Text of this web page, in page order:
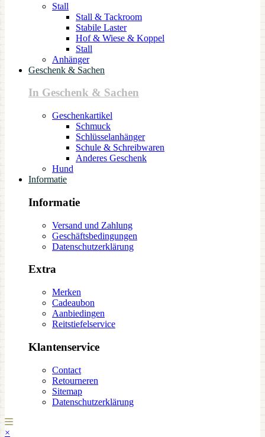
Stall
Stall & Tackroom
Stabile Laster
Hof & Wiese & Koppel
Stall
Anhänger
Geschenk & Sachen
In Geschenk & Sachen
Geschenkartikel
Schmuck
Schlüsselanhänger
Schule & Schreibwaren
Anderes Geschenk
Hund
Informatie
Informatie
Versand und Zahlung
Geschäftsbedingungen
Datenschutzerklärung
Extra
Merken
Cadeaubon
Aanbiedingen
Reitstiefelservice
Klantenservice
Contact
Retourneren
Sitemap
Datenschutzerklärung
×